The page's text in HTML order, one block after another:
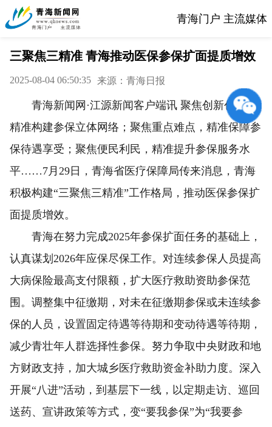
青海门户 主流媒体
三聚焦三精准 青海推动医保参保扩面提质增效
2025-08-04 06:50:35 来源：青海日报
青海新闻网·江源新闻客户端讯 聚焦创新创效，
精准构建参保立体网络；聚焦重点难点，精准保障参
保待遇享受；聚焦便民利民，精准提升参保服务水
平……7月29日，青海省医疗保障局传来消息，青海
积极构建“三聚焦三精准”工作格局，推动医保参保扩
面提质增效。
青海在努力完成2025年参保扩面任务的基础上，
认真谋划2026年应保尽保工作。对连续参保人员提高
大病保险最高支付限额，扩大医疗救助资助参保范
围。调整集中征缴期，对未在征缴期参保或未连续参
保的人员，设置固定待遇等待期和变动待遇等待期，
减少青壮年人群选择性参保。努力争取中央财政和地
方财政支持，加大城乡医疗救助资金补助力度。深入
开展“八进”活动，到基层下一线，以定期走访、巡回
送药、宣讲政策等方式，变“要我参保”为“我要参